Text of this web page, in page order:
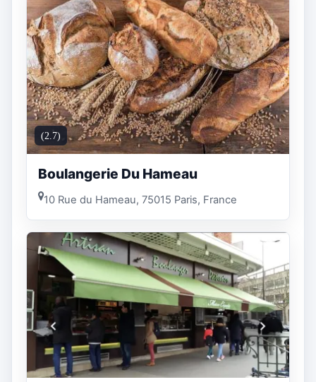
(2.7)
Boulangerie Du Hameau
10 Rue du Hameau, 75015 Paris, France